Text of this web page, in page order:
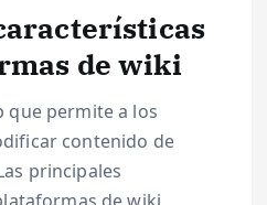
de wiki
que permite a los
contenido de
principales
de wiki